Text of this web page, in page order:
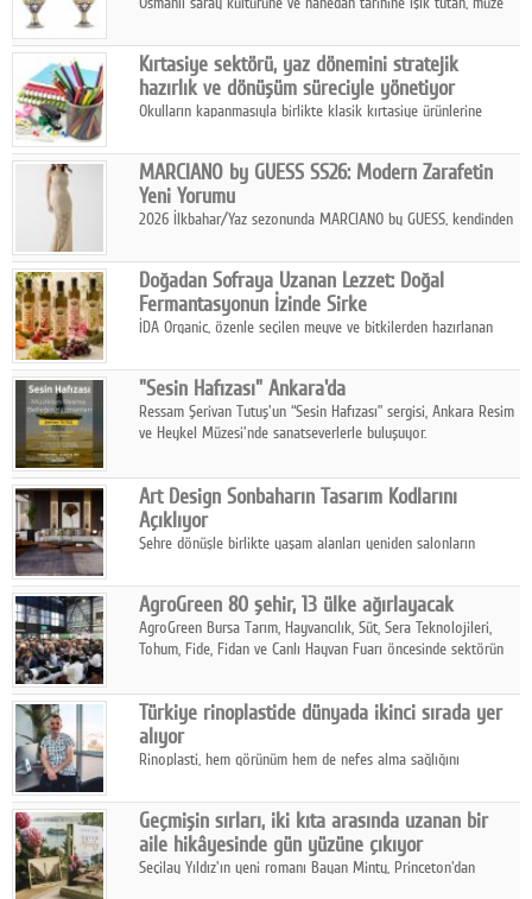
Ağustos'ta Arthill Müzecilik'in düzenleyeceği özel müzayedede
koleksiyonerlerle buluşuyor
Kırtasiye sektörü, yaz dönemini stratejik
hazırlık ve dönüşüm süreciyle yönetiyor
Okulların kapanmasıyla birlikte klasik kırtasiye ürünlerine
sanat ve eğitici aktivite ürünleriyle dinamik bir biçimde
geçiriyor.
MARCIANO by GUESS SS26: Modern Zarafetin
Yeni Yorumu
2026 İlkbahar/Yaz sezonunda MARCIANO by GUESS, kendinden
Doğadan Sofraya Uzanan Lezzet: Doğal
Fermantasyonun İzinde Sirke
İDA Organic, özenle seçilen meyve ve bitkilerden hazırlanan
sofralarına taşıyor.
"Sesin Hafızası" Ankara'da
Ressam Şerivan Tutuş'un “Sesin Hafızası” sergisi, Ankara Resim
ve Heykel Müzesi'nde sanatseverlerle buluşuyor.
Art Design Sonbaharın Tasarım Kodlarını
Açıklıyor
Şehre dönüşle birlikte yaşam alanları yeniden salonların
sonbaharın tasarım kodlarını açıklıyor.
AgroGreen 80 şehir, 13 ülke ağırlayacak
AgroGreen Bursa Tarım, Hayvancılık, Süt, Sera Teknolojileri,
Tohum, Fide, Fidan ve Canlı Hayvan Fuarı öncesinde sektörün
Türkiye rinoplastide dünyada ikinci sırada yer
alıyor
Rinoplasti, hem görünüm hem de nefes alma sağlığını
biri konumunda.
Geçmişin sırları, iki kıta arasında uzanan bir
aile hikâyesinde gün yüzüne çıkıyor
Seçilay Yıldız'ın yeni romanı Bayan Minty, Princeton'dan